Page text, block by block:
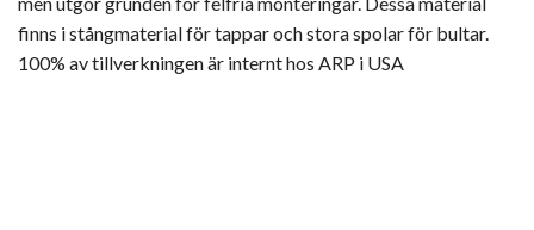
finns i stångmaterial för tappar och stora spolar för bultar.
100% av tillverkningen är internt hos ARP i USA